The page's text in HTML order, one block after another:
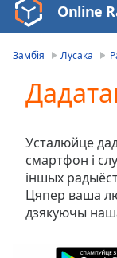
Video
Player
Video
Skip
Backward
Skip
Forward
Mute
Current
Online
Замбія Лусака
Усталюйце
смартфон і
іншых
Цяпер ваша
дзякуючы